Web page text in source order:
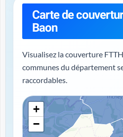
Carte de
Baon
Visualisez la couverture
communes du département
raccordables.
+
−